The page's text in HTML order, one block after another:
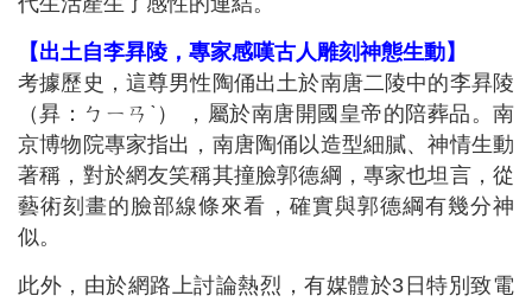
【出土自李昪陵，專家感嘆古人雕刻神態生動】
考據歷史，這尊男性陶俑出土於南唐二陵中的李昪陵
（昪：ㄅㄧㄢˋ） ，屬於南唐開國皇帝的陪葬品。南
京博物院專家指出，南唐陶俑以造型細膩、神情生動
著稱，對於網友笑稱其撞臉郭德綱，專家也坦言，從
藝術刻畫的臉部線條來看，確實與郭德綱有幾分神
似。
此外，由於網路上討論熱烈，有媒體於3日特別致電